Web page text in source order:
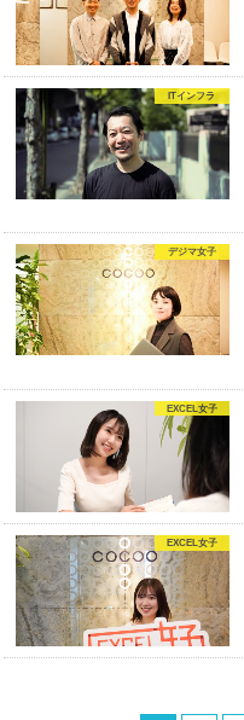
ITインフラ
デジマ女子
EXCEL女子
EXCEL女子